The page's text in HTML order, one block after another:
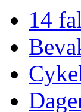
14